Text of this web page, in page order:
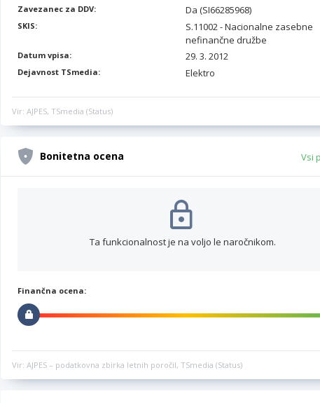
Zavezanec za DDV: Da (SI66285968)
SKIS:
S.11002 - Nacionalne zasebne
nefinančne družbe
Datum vpisa: 29. 3. 2012
Dejavnost TSmedia: Elektro
Vir: AJPES, TSmedia (Status)
Bonitetna ocena Vsi
Ta funkcionalnost je na voljo le naročnikom.
Finančna ocena:
Vir: AJPES – podatkovna zbirka letnih poročil, TSmedia (Status)